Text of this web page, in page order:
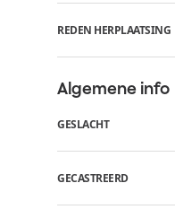
REDEN HERPLAATSING
Algemene info
GESLACHT
GECASTREERD